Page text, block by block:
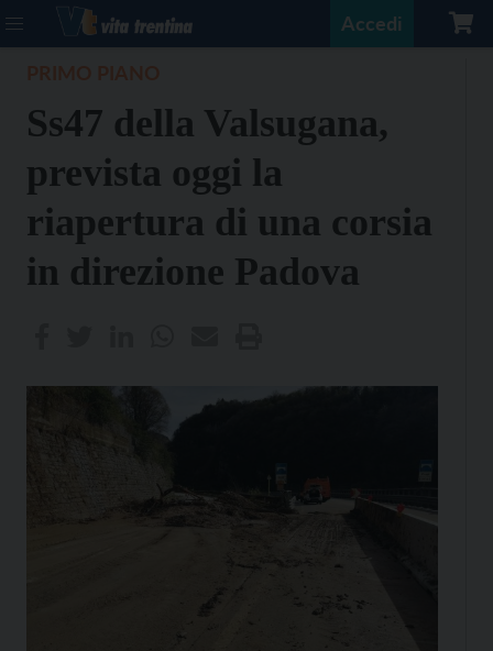
Accedi
Ss47 della Valsugana,
prevista oggi la
riapertura di una corsia
in direzione Padova